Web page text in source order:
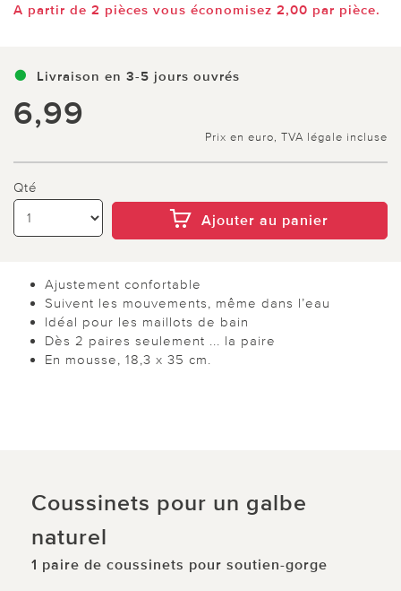
A partir de 2 pièces vous économisez 2,00 par pièce.
Livraison en 3-5 jours ouvrés
6,99
Prix en euro, TVA légale incluse
Qté
Ajouter au panier
Ajustement confortable
Suivent les mouvements, même dans l’eau
Idéal pour les maillots de bain
Dès 2 paires seulement ... la paire
En mousse, 18,3 x 35 cm.
Coussinets pour un galbe
naturel
1 paire de coussinets pour soutien-gorge